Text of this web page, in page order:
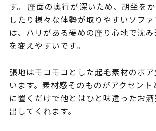
す。 座面の奥行が深いため、胡坐を
したり様々な体勢が取りやすいソフ
は、ハリがある硬めの座り心地で沈
を変えやすいです。
張地はモコモコとした起毛素材のボ
います。素材感そのものがアクセント
に置くだけで他とはひと味違ったお
出してくれます。